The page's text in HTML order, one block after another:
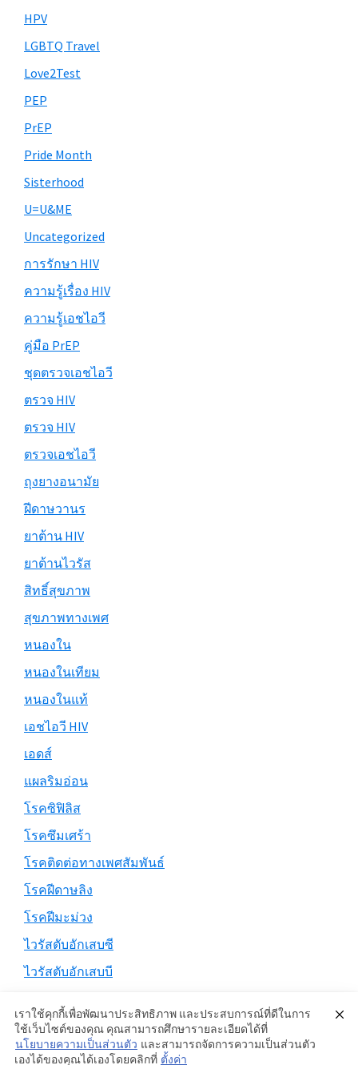
HPV
LGBTQ Travel
Love2Test
PEP
PrEP
Pride Month
Sisterhood
U=U&ME
Uncategorized
การรักษา HIV
ความรู้เรื่อง HIV
ความรู้เอชไอวี
คู่มือ PrEP
ชุดตรวจเอชไอวี
ตรวจ HIV
ตรวจ HIV
ตรวจเอชไอวี
ถุงยางอนามัย
ฝีดาษวานร
ยาต้าน HIV
ยาต้านไวรัส
สิทธิ์สุขภาพ
สุขภาพทางเพศ
หนองใน
หนองในเทียม
หนองในแท้
เอชไอวี HIV
เอดส์
แผลริมอ่อน
โรคซิฟิลิส
โรคซึมเศร้า
โรคติดต่อทางเพศสัมพันธ์
โรคฝีดาษลิง
โรคฝีมะม่วง
ไวรัสตับอักเสบซี
ไวรัสตับอักเสบบี
Copyright © 2026 ·Genesis SampleonGenesis Framework
เราใช้คุกกี้เพื่อพัฒนาประสิทธิภาพ และประสบการณ์ที่ดีในการ
ใช้เว็บไซต์ของคุณ คุณสามารถศึกษารายละเอียดได้ที่
นโยบายความเป็นส่วนตัว และสามารถจัดการความเป็นส่วนตัว
เองได้ของคุณได้เองโดยคลิกที่ ตั้งค่า